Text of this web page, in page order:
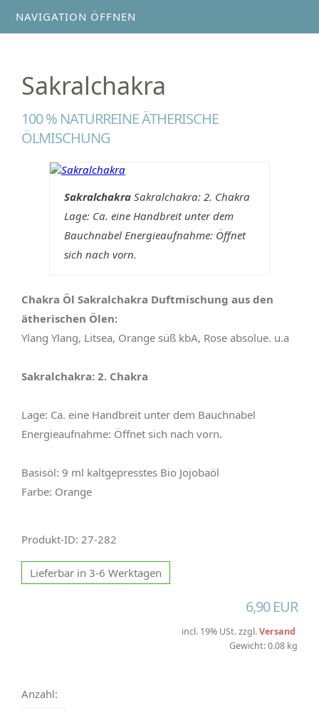
NAVIGATION ÖFFNEN
Sakralchakra
100 % NATURREINE ÄTHERISCHE
ÖLMISCHUNG
SakralchakraSakralchakra: 2. Chakra
Lage: Ca. eine Handbreit unter dem
Bauchnabel Energieaufnahme: Öffnet
sich nach vorn.
Chakra Öl Sakralchakra Duftmischung aus den
ätherischen Ölen:
Ylang Ylang, Litsea, Orange süß kbA, Rose absolue. u.a
Sakralchakra: 2. Chakra
Lage: Ca. eine Handbreit unter dem Bauchnabel
Energieaufnahme: Öffnet sich nach vorn.
Basisöl: 9 ml kaltgepresstes Bio Jojobaöl
Farbe: Orange
Produkt-ID: 27-282
Lieferbar in 3-6 Werktagen
6,90 EUR
incl. 19% USt. zzgl.Versand
Gewicht: 0.08 kg
Anzahl: